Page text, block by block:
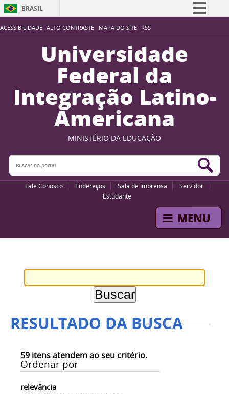
ACESSIBILIDADE ALTO CONTRASTE MAPA DO SITE RSS
BRASIL
Simplifique!
Participe
Acesso à informação
Legislação
Canais
Universidade
Federal da
Integração Latino-
Americana
MINISTÉRIO DA EDUCAÇÃO
Buscar no portal
Fale Conosco Endereços Sala de Imprensa
Servidor
Estudante
RESULTADO DA BUSCA
59 itens atendem ao seu critério.
Ordenar por
relevância